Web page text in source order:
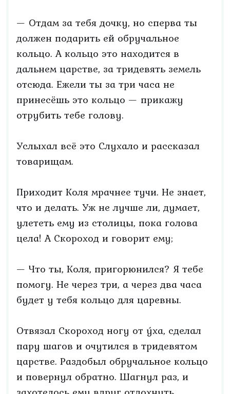
— Отдам за тебя дочку, но сперва ты
должен подарить ей обручальное
кольцо. А кольцо это находится в
дальнем царстве, за тридевять земель
отсюда. Ежели ты за три часа не
принесёшь это кольцо — прикажу
отрубить тебе голову.
Услыхал всё это Слухало и рассказал
товарищам.
Приходит Коля мрачнее тучи. Не знает,
что и делать. Уж не лучше ли, думает,
улететь ему из столицы, пока голова
цела! А Скороход и говорит ему;
— Что ты, Коля, пригорюнился? Я тебе
помогу. Не через три, а через два часа
будет у тебя кольцо для царевны.
Отвязал Скороход ногу от у́ха, сделал
пару шагов и очутился в тридевятом
царстве. Раздобыл обручальное кольцо
и повернул обратно. Шагнул раз, и